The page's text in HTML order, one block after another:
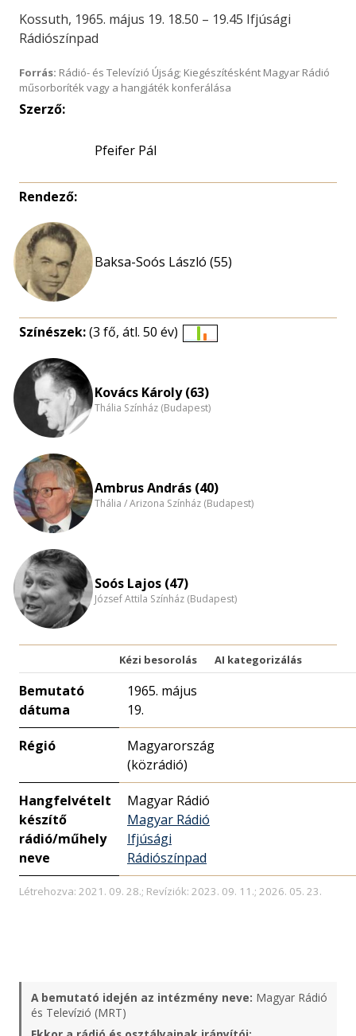
Kossuth, 1965. május 19. 18.50 – 19.45 Ifjúsági
Rádiószínpad
Forrás: Rádió- és Televízió Újság; Kiegészítésként Magyar Rádió
műsorboríték vagy a hangjáték konferálása
Szerző:
Pfeifer Pál
Rendező:
Baksa-Soós László (55)
Színészek:(3 fő, átl. 50 év)
nagyítása
Kovács Károly (63)
Thália Színház (Budapest)
Ambrus András (40)
Thália / Arizona Színház (Budapest)
Soós Lajos (47)
József Attila Színház (Budapest)
Kézi besorolás AI kategorizálás
Bemutató
dátuma
1965. május
19.
Régió
Magyarország
(közrádió)
Hangfelvételt
készítő
rádió/műhely
neve
Magyar Rádió
Magyar Rádió
Ifjúsági
Rádiószínpad
Létrehozva: 2021. 09. 28.; Revíziók: 2023. 09. 11.; 2026. 05. 23.
A bemutató idején az intézmény neve: Magyar Rádió
és Televízió (MRT)